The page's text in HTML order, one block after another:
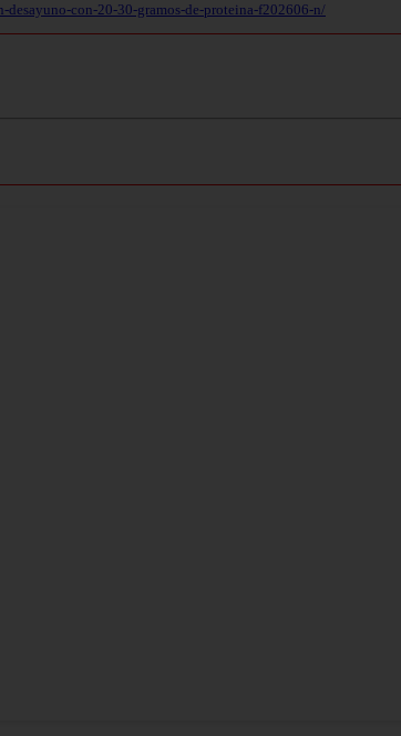
con-20-30-gramos-de-proteina-f202606-n/